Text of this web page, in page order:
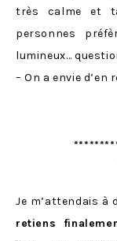
très calme et
personnes
lumineux…
– On a envie d’en
Je m’attendais à
retiens